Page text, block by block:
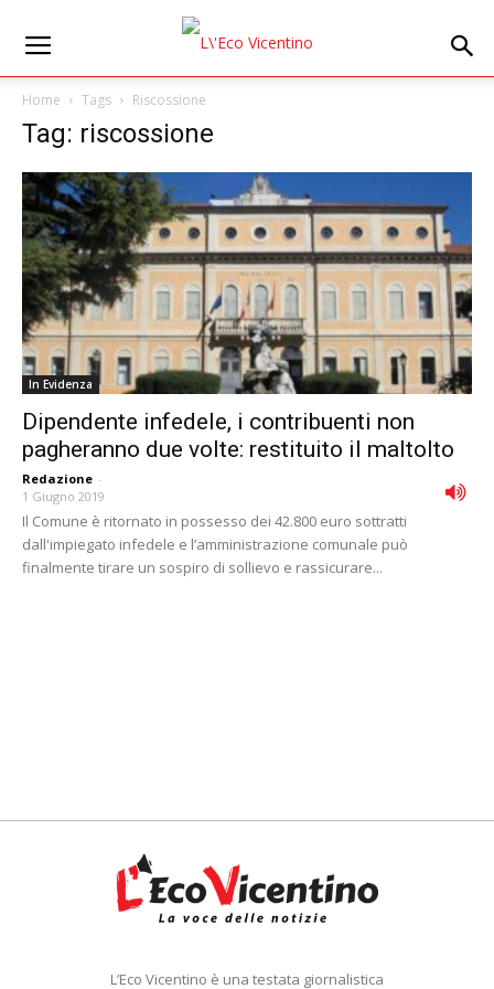
Home Tags Riscossione
Tag: riscossione
In Evidenza
Dipendente infedele, i contribuenti non
pagheranno due volte: restituito il maltolto
Redazione -
1 Giugno 2019
Il Comune è ritornato in possesso dei 42.800 euro sottratti
dall'impiegato infedele e l’amministrazione comunale può
finalmente tirare un sospiro di sollievo e rassicurare...
L’Eco Vicentino è una testata giornalistica